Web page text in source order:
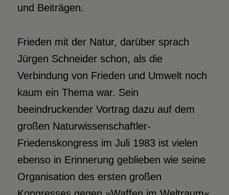
und Beiträgen.
Frieden mit der Natur, darüber sprach
Jürgen Schneider schon, als die
Verbindung von Frieden und Umwelt noch
kaum ein Thema war. Sein
beeindruckender Vortrag dazu auf dem
großen Naturwissenschaftler-
Friedenskongress im Juli 1983 ist vielen
ebenso in Erinnerung geblieben wie seine
Organisation des ersten großen